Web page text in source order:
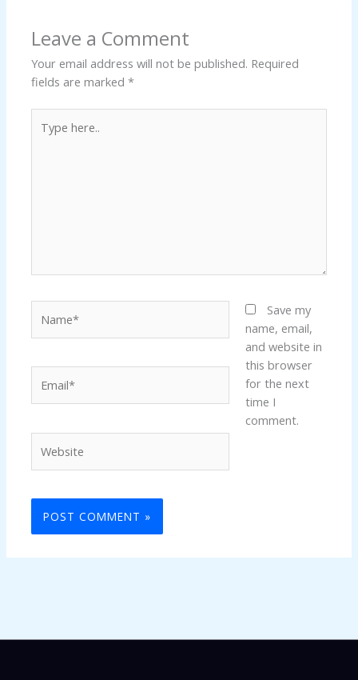
Leave a Comment
Your email address will not be published. Required
fields are marked*
here..
Save my
name, email,
and website in
this browser
for the next
time I
comment.